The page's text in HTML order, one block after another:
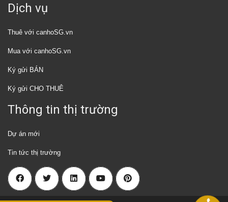
Dịch vụ
Thuê với canhoSG.vn
Mua với canhoSG.vn
Ký gửi BÁN
Ký gửi CHO THUÊ
Thông tin thị trường
Dự án mới
Tin tức thị trường